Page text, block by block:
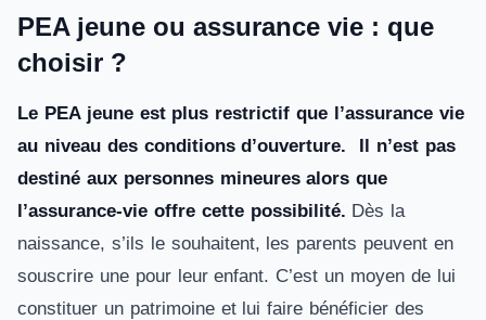
PEA jeune ou assurance vie : que
choisir ?
Le PEA jeune est plus restrictif que l’assurance vie
au niveau des conditions d’ouverture.
Il n’est pas
destiné aux personnes mineures alors que
l’assurance-vie offre cette possibilité. Dès la
naissance, s’ils le souhaitent, les parents peuvent en
souscrire une pour leur enfant. C’est un moyen de lui
constituer un patrimoine et lui faire bénéficier des